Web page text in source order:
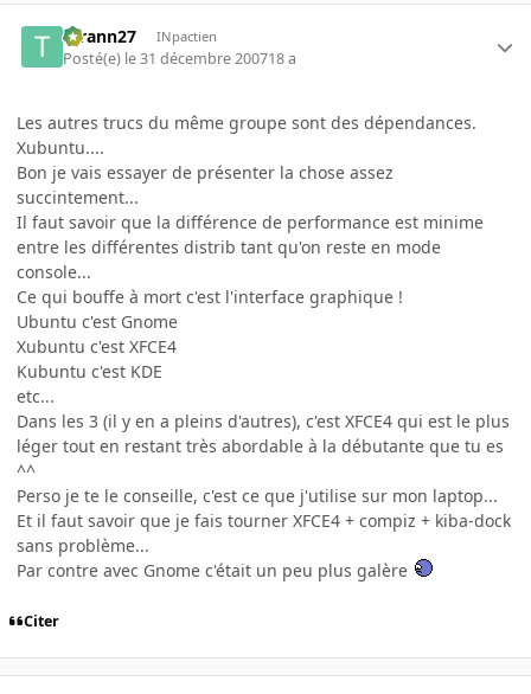
tyrann27 INpactien
Posté(e) le 31 décembre 200718 a
Les autres trucs du même groupe sont des dépendances.
Xubuntu....
Bon je vais essayer de présenter la chose assez
succintement...
Il faut savoir que la différence de performance est minime
entre les différentes distrib tant qu'on reste en mode
console...
Ce qui bouffe à mort c'est l'interface graphique !
Ubuntu c'est Gnome
Xubuntu c'est XFCE4
Kubuntu c'est KDE
etc...
Dans les 3 (il y en a pleins d'autres), c'est XFCE4 qui est le plus
léger tout en restant très abordable à la débutante que tu es
^^
Perso je te le conseille, c'est ce que j'utilise sur mon laptop...
Et il faut savoir que je fais tourner XFCE4 + compiz + kiba-dock
sans problème...
Par contre avec Gnome c'était un peu plus galère
Citer